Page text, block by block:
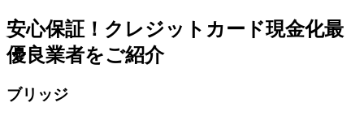
安心保証！クレジットカード現金化最
優良業者をご紹介
ブリッジ